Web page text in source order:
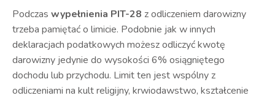
Podczas wypełnienia PIT-28 z odliczeniem darowizny
trzeba pamiętać o limicie. Podobnie jak w innych
deklaracjach podatkowych możesz odliczyć kwotę
darowizny jedynie do wysokości 6% osiągniętego
dochodu lub przychodu. Limit ten jest wspólny z
odliczeniami na kult religijny, krwiodawstwo, kształcenie